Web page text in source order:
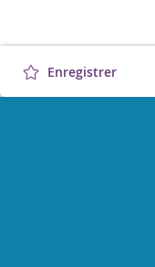
Enregistrer